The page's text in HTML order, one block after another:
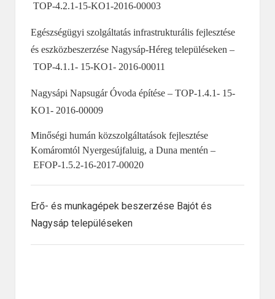
TOP-4.2.1-15-KO1-2016-00003
Egészségügyi szolgáltatás infrastrukturális fejlesztése
és eszközbeszerzése Nagysáp-Héreg településeken –
TOP-4.1.1- 15-KO1- 2016-00011
Nagysápi Napsugár Óvoda építése – TOP-1.4.1- 15-
KO1- 2016-00009
Minőségi humán közszolgáltatások fejlesztése
Komáromtól Nyergesújfaluig, a Duna mentén –
EFOP-1.5.2-16-2017-00020
Erő- és munkagépek beszerzése Bajót és
Nagysáp településeken